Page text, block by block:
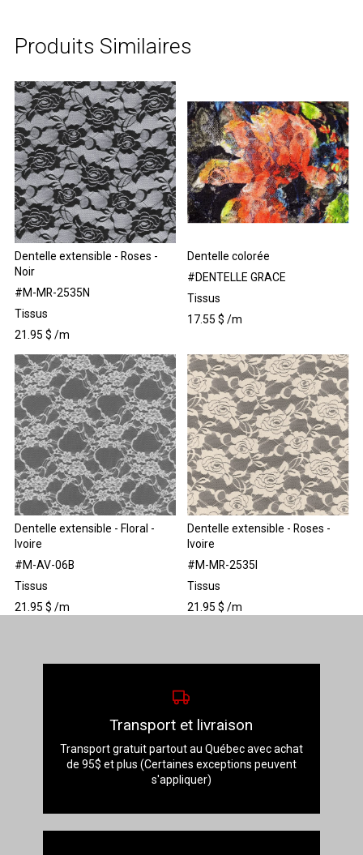
Produits Similaires
Dentelle extensible - Roses -
Noir
#M-MR-2535N
Tissus
21.95 $ /m
Dentelle colorée
#DENTELLE GRACE
Tissus
17.55 $ /m
Dentelle extensible - Floral -
Ivoire
#M-AV-06B
Tissus
21.95 $ /m
Dentelle extensible - Roses -
Ivoire
#M-MR-2535I
Tissus
21.95 $ /m
Transport et livraison
Transport gratuit partout au Québec avec achat
de 95$ et plus (Certaines exceptions peuvent
s'appliquer)